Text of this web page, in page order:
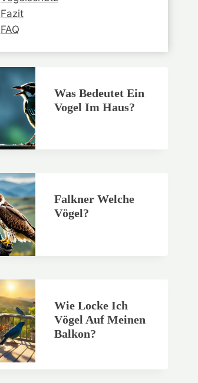
Fazit
FAQ
Was Bedeutet Ein
Vogel Im Haus?
Falkner Welche
Vögel?
Wie Locke Ich
Vögel Auf Meinen
Balkon?